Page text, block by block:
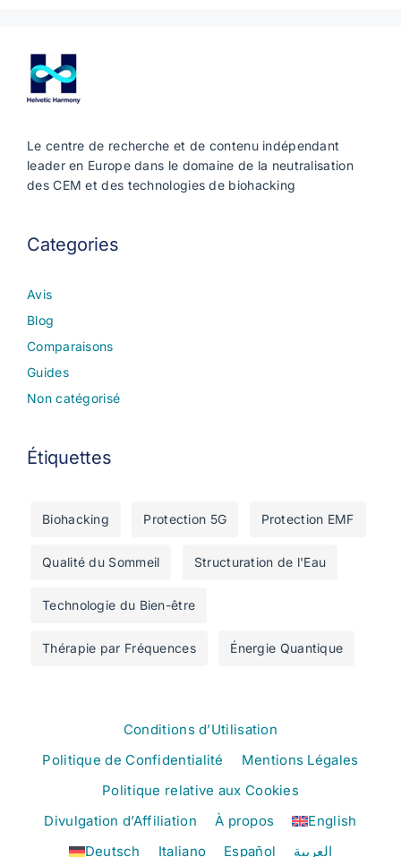
Le centre de recherche et de contenu indépendant
leader en Europe dans le domaine de la neutralisation
des CEM et des technologies de biohacking
Categories
Avis
Blog
Comparaisons
Guides
Non catégorisé
Étiquettes
Biohacking Protection 5G Protection EMF
Qualité du Sommeil Structuration de l'Eau
Technologie du Bien-être
Thérapie par Fréquences Énergie Quantique
Conditions d’Utilisation
Politique de Confidentialité
Mentions Légales
Politique relative aux Cookies
Divulgation d’Affiliation
À propos
English
Deutsch
Italiano Español العربية